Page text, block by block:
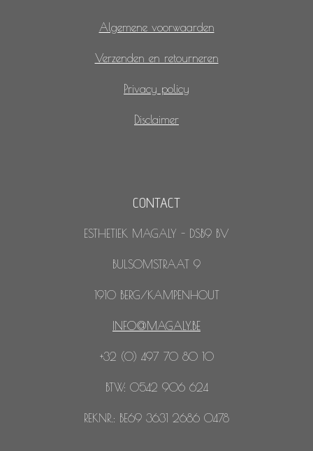
Algemene voorwaarden
Verzenden en retourneren
Privacy policy
Disclaimer
CONTACT
ESTHETIEK MAGALY - DSB9 BV
BULSOMSTRAAT 9
1910 BERG/KAMPENHOUT
INFO@MAGALY.BE
+32 (0) 497 70 80 10
BTW: 0542 906 624
REKNR.: BE69 3631 2686 0478